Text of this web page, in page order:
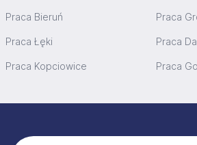
Praca Bieruń Praca
Praca Łęki Praca
Praca Kopciowice Praca